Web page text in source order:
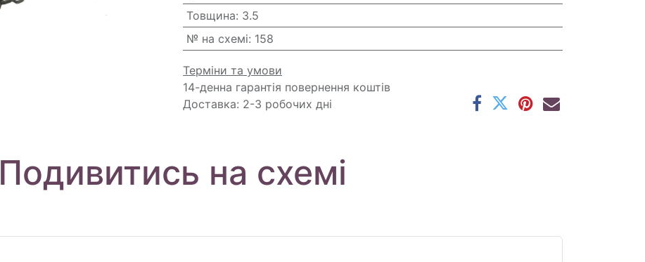
Товщина: 3.5
№ на схемі: 158
Терміни та умови
14-денна гарантія повернення коштів
Доставка: 2-3 робочих дні
Подивитись на схемі